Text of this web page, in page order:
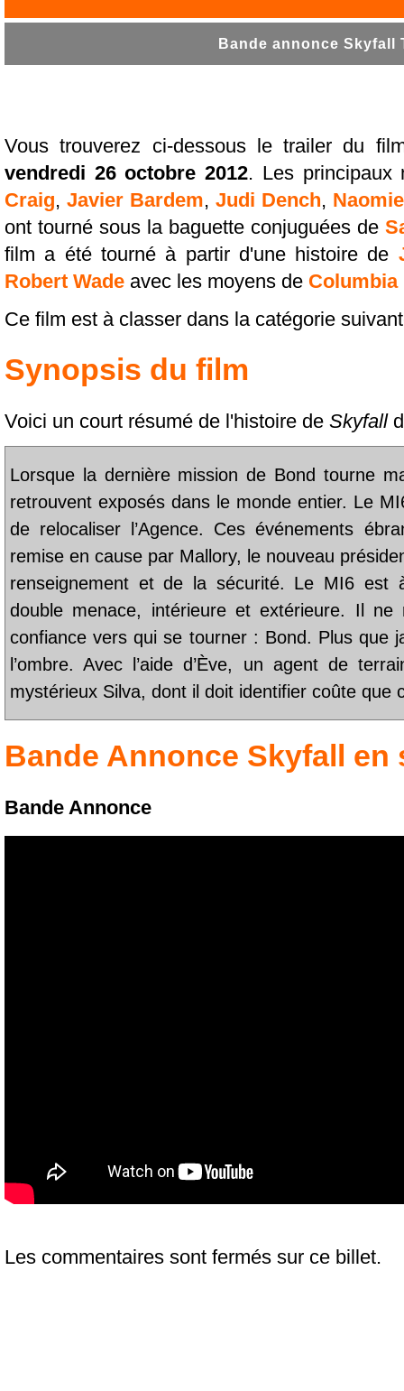
Bande annonce Skyfall
Vous trouverez ci-dessous le trailer du
vendredi 26 octobre 2012. Les
Craig, Javier Bardem, Judi Dench,
ont tourné sous la baguette conjuguées de
film a été tourné à partir d'une histoire de
Robert Wade avec les moyens de
Ce film est à classer dans la catégorie
Synopsis du film
Voici un court résumé de l'histoire de Skyfall
Lorsque la dernière mission de Bond tourne
retrouvent exposés dans le monde entier. Le
de relocaliser l’Agence. Ces événements
remise en cause par Mallory, le nouveau
renseignement et de la sécurité. Le MI6 est
double menace, intérieure et extérieure. Il
confiance vers qui se tourner : Bond. Plus que
l’ombre. Avec l’aide d’Ève, un agent de
mystérieux Silva, dont il doit identifier coûte que
Bande Annonce Skyfall en
Bande Annonce
Les commentaires sont fermés sur ce billet.